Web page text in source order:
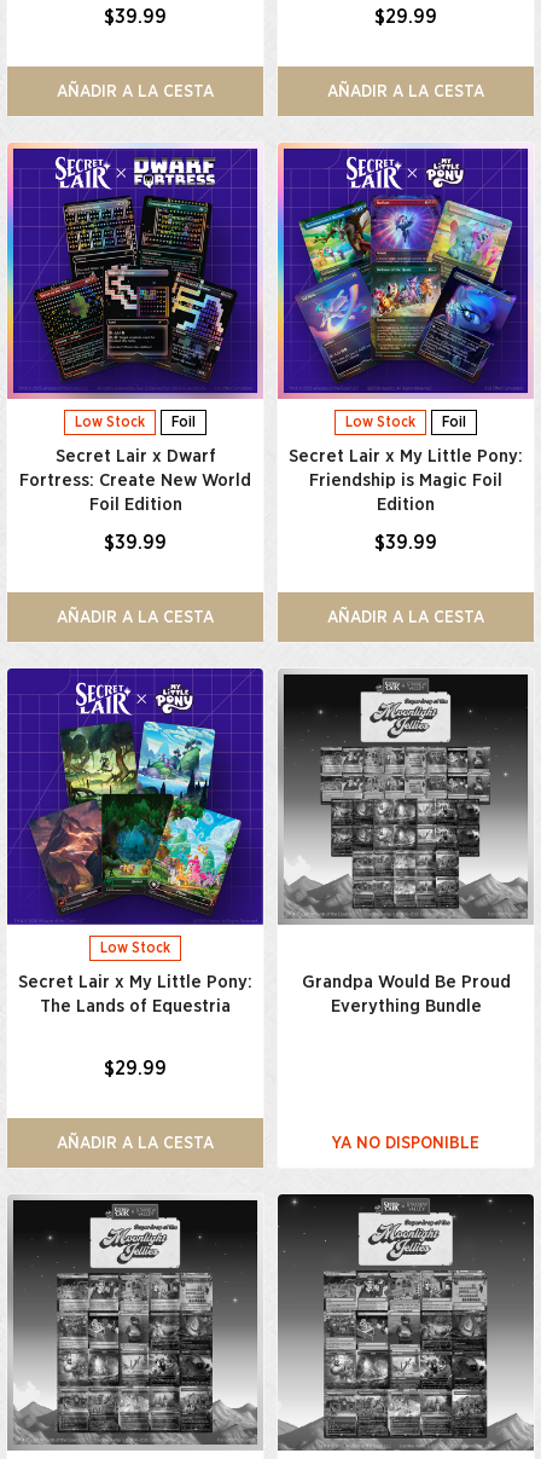
$39.99
AÑADIR A LA CESTA
$29.99
AÑADIR A LA CESTA
Low Stock Foil
Secret Lair x Dwarf
Fortress: Create New World
Foil Edition
$39.99
AÑADIR A LA CESTA
Low Stock Foil
Secret Lair x My Little Pony:
Friendship is Magic Foil
Edition
$39.99
AÑADIR A LA CESTA
Low Stock
Secret Lair x My Little Pony:
The Lands of Equestria
$29.99
AÑADIR A LA CESTA
Grandpa Would Be Proud
Everything Bundle
YA NO DISPONIBLE